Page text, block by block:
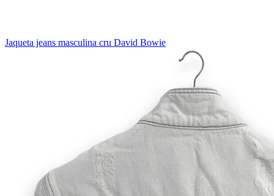
Jaqueta jeans masculina cru David Bowie